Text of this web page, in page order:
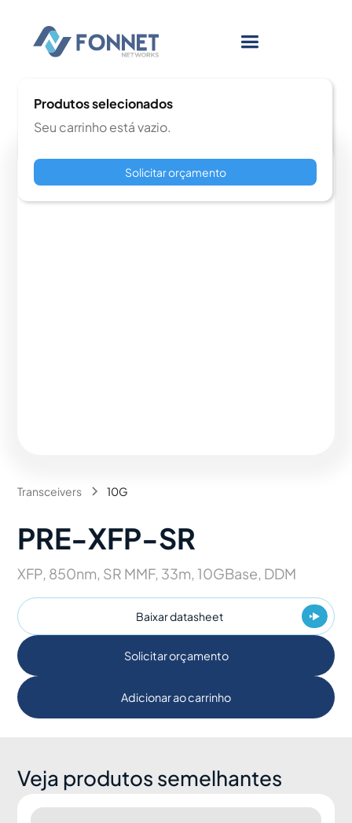
Transceivers 10G
PRE-XFP-SR
XFP, 850nm, SR MMF, 33m, 10GBase, DDM
Baixar datasheet
Solicitar orçamento
Adicionar ao carrinho
Veja produtos semelhantes
Produtos selecionados
Seu carrinho está vazio.
Solicitar orçamento